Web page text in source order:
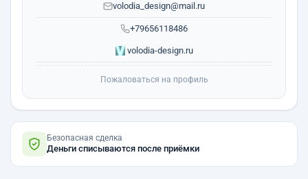
+79656118486
volodia_design@mail.ru
volodia-design.ru
Пожаловаться на профиль
Безопасная сделка
Деньги списываются после приёмки